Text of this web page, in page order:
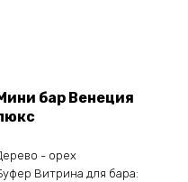
бар Венеция
- орех
Витрина для бара: